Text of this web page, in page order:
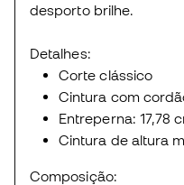
desporto brilhe.
Detalhes:
Corte clássico
Cintura com
Entreperna: 17,78
Cintura de altura
Composição: